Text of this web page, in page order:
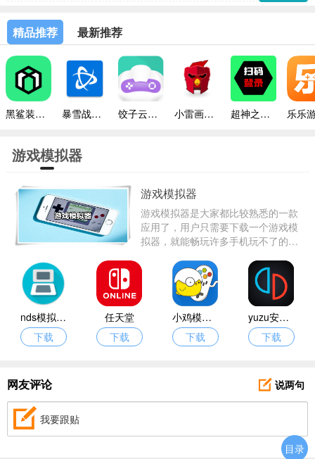
精品推荐 最新推荐
黑鲨装备箱最新版本 暴雪战网手机版 饺子云游戏平台 小雷画质修改器助手 超神之家扫码
游戏模拟器
游戏模拟器
游戏模拟器是大家都比较熟悉的一款
应用了，用户只需要下载一个游戏模
拟器，就能畅玩许多手机玩不了的游
戏等等，小编为大家整理出来了当下
十分火爆的游戏模拟器手机版，接下
来跟着小编一起去看看吧。
nds模拟器旧版本
下载
任天堂
下载
小鸡模拟器旧版本
下载
yuzu安卓模拟器
下载
网友评论 说两句
我要跟贴
目录